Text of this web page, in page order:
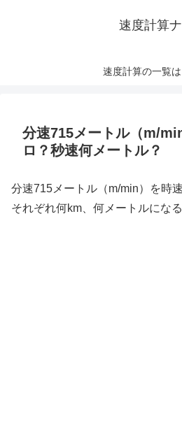
速度計算
速度計算の一覧
分速715メートル（m/
ロ？秒速何メートル？
分速715メートル（m/min）を時
それぞれ何km、何メートルにな